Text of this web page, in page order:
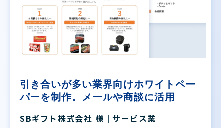
引き合いが多い業界向けホワイトペー
パーを制作。メールや商談に活用
SBギフト株式会社 様｜サービス業